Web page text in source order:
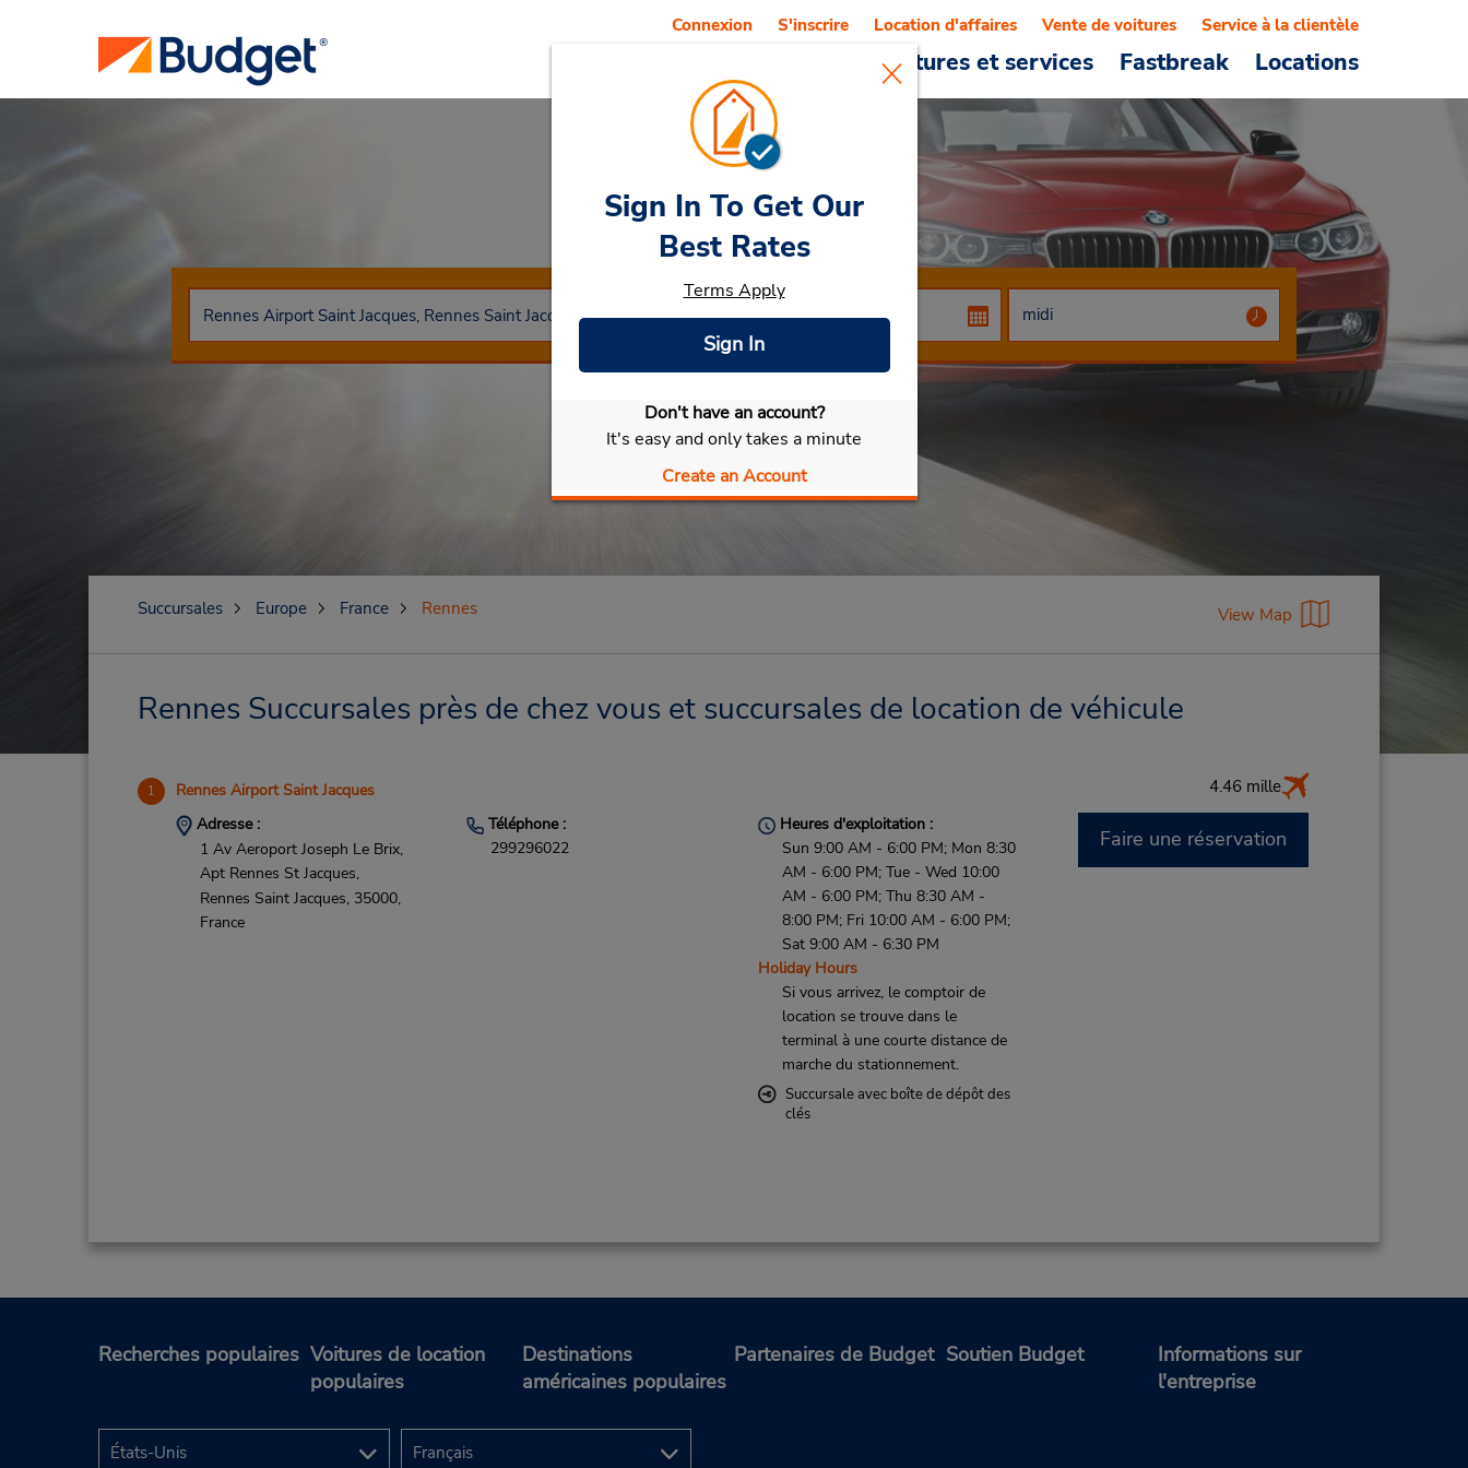
Voitures et services Fastbreak Locations
Connexion S'inscrire Location d'affaires Vente de voitures Service à la clientèle
Car RentalRennes
Sélectionner ma voiture
Sign In To Get Our
Best Rates
Terms Apply
Sign In
Don't have an account?
It's easy and only takes a minute
Create an Account
Succursales Europe France Rennes View Map
Rennes Succursales près de chez vous et succursales de location de véhicule
1 Rennes Airport Saint Jacques 4.46 mille
Adresse :
1 Av Aeroport Joseph Le Brix,
Apt Rennes St Jacques,
Rennes Saint Jacques, 35000,
France
Téléphone :
299296022
Heures d'exploitation :
Sun 9:00 AM - 6:00 PM; Mon 8:30
AM - 6:00 PM; Tue - Wed 10:00
AM - 6:00 PM; Thu 8:30 AM -
8:00 PM; Fri 10:00 AM - 6:00 PM;
Sat 9:00 AM - 6:30 PM
Holiday Hours
Si vous arrivez, le comptoir de
location se trouve dans le
terminal à une courte distance de
marche du stationnement.
Succursale avec boîte de dépôt des
clés
Faire une réservation
Recherches populaires Voitures de location
populaires
Destinations
américaines populaires
Partenaires de Budget Soutien Budget
Informations sur
l'entreprise